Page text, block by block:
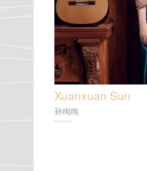
Xuanxuan Sun
孙绚绚